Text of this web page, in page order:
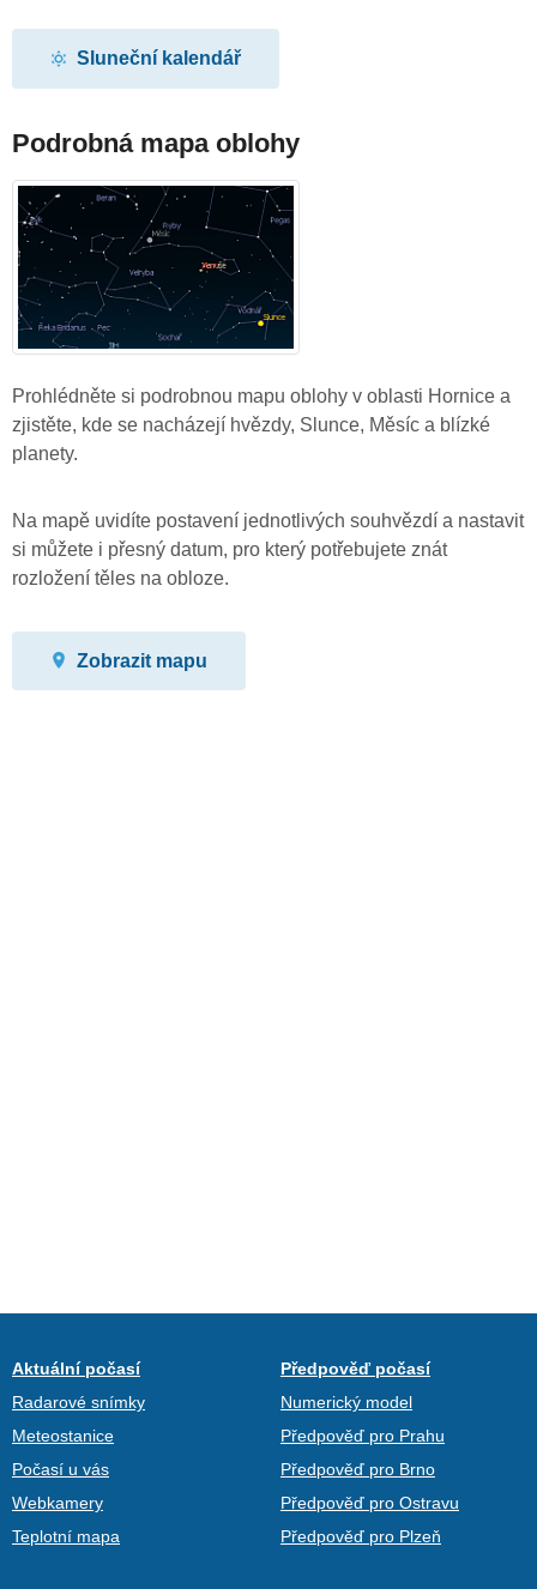
Sluneční kalendář
Podrobná mapa oblohy
Prohlédněte si podrobnou mapu oblohy v oblasti Hornice a
zjistěte, kde se nacházejí hvězdy, Slunce, Měsíc a blízké
planety.
Na mapě uvidíte postavení jednotlivých souhvězdí a nastavit
si můžete i přesný datum, pro který potřebujete znát
rozložení těles na obloze.
Zobrazit mapu
Aktuální počasí
Radarové snímky
Meteostanice
Počasí u vás
Webkamery
Teplotní mapa
Předpověď počasí
Numerický model
Předpověď pro Prahu
Předpověď pro Brno
Předpověď pro Ostravu
Předpověď pro Plzeň